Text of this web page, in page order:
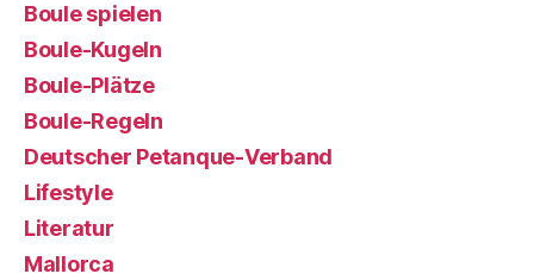
Boule spielen
Boule-Kugeln
Boule-Plätze
Boule-Regeln
Deutscher Petanque-Verband
Lifestyle
Literatur
Mallorca